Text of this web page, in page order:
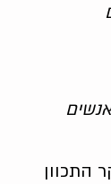
התכוון